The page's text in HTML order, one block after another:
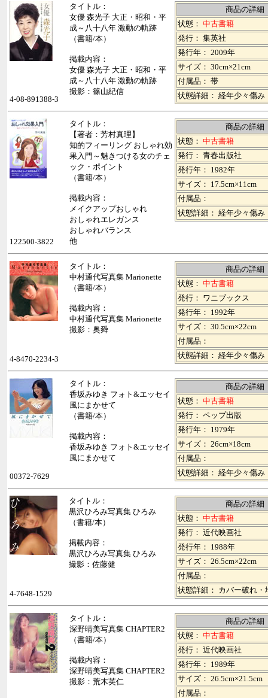
タイトル：
女優 森光子 大正・昭和・平
成～八十八年 激動の軌跡
（書籍/本）
掲載内容：
女優 森光子 大正・昭和・平
成～八十八年 激動の軌跡
撮影：篠山紀信
商品の詳細
状態： 中古書籍
発行： 集英社
発行年： 2009年
サイズ： 30cm×21cm
付属品： 帯
状態詳細： 経年少々傷み
4-08-891388-3
タイトル：
【著者：芳村真理】
知的フィーリング おしゃれ効
果入門～魅きつける女のチェ
ック・ポイント
（書籍/本）
掲載内容：
メイクアップおしゃれ
おしゃれエレガンス
おしゃれバランス
他
商品の詳細
状態： 中古書籍
発行： 青春出版社
発行年： 1982年
サイズ： 17.5cm×11cm
付属品：
状態詳細： 経年少々傷み
122500-3822
タイトル：
中村通代写真集 Marionette
（書籍/本）
掲載内容：
中村通代写真集 Marionette
撮影：奥舜
商品の詳細
状態： 中古書籍
発行： ワニブックス
発行年： 1992年
サイズ： 30.5cm×22cm
付属品：
状態詳細： 経年少々傷み
4-8470-2234-3
タイトル：
香坂みゆき フォト&エッセイ
風にまかせて
（書籍/本）
掲載内容：
香坂みゆき フォト&エッセイ
風にまかせて
商品の詳細
状態： 中古書籍
発行： ペップ出版
発行年： 1979年
サイズ： 26cm×18cm
付属品：
状態詳細： 経年少々傷み
00372-7629
タイトル：
黒沢ひろみ写真集 ひろみ
（書籍/本）
掲載内容：
黒沢ひろみ写真集 ひろみ
撮影：佐藤健
商品の詳細
状態： 中古書籍
発行： 近代映画社
発行年： 1988年
サイズ： 26.5cm×22cm
付属品：
状態詳細： カバー破れ・
4-7648-1529
タイトル：
深野晴美写真集 CHAPTER2
（書籍/本）
掲載内容：
深野晴美写真集 CHAPTER2
撮影：荒木英仁
商品の詳細
状態： 中古書籍
発行： 近代映画社
発行年： 1989年
サイズ： 26.5cm×21.5cm
付属品：